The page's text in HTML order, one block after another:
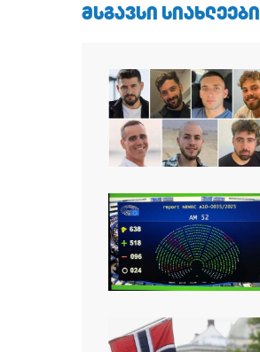
ᲛᲡᲒᲐᲕᲡᲘ ᲡᲘᲐᲮᲚᲔᲔᲑᲘ